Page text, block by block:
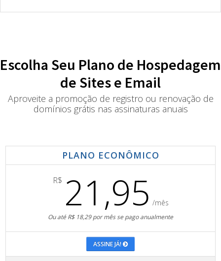
Escolha Seu Plano de Hospedagem
de Sites e Email
Aproveite a promoção de registro ou renovação de
domínios grátis nas assinaturas anuais
PLANO ECONÔMICO
R$ 21,95 /mês
Ou até R$ 18,29 por mês se pago anualmente
ASSINE JÁ!